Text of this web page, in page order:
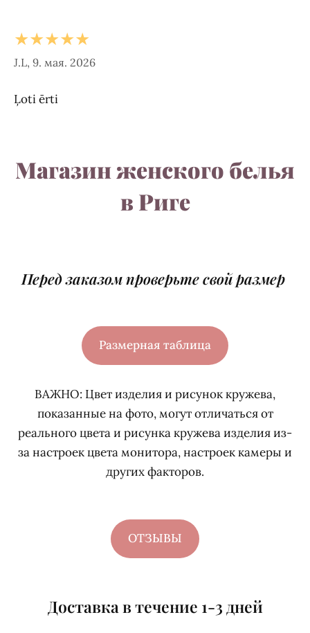
Магазин женского белья
в Риге
Перед заказом проверьте свой размер
Размерная таблица
ВАЖНО: Цвет изделия и рисунок кружева,
показанные на фото, могут отличаться от
реального цвета и рисунка кружева изделия из-
за настроек цвета монитора, настроек камеры и
других факторов.
ОТЗЫВЫ
Доставка в течение 1-3 дней
★★★★★
J.L, 9. мая. 2026
Ļoti ērti